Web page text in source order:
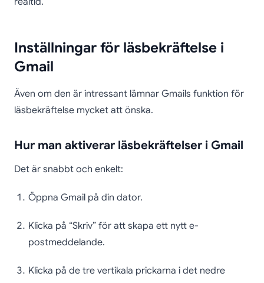
Inställningar för läsbekräftelse i
Gmail
Även om den är intressant lämnar Gmails funktion för
läsbekräftelse mycket att önska.
Hur man aktiverar läsbekräftelser i Gmail
Det är snabbt och enkelt:
Öppna Gmail på din dator.
Klicka på “Skriv” för att skapa ett nytt e-
postmeddelande.
Klicka på de tre vertikala prickarna i det nedre